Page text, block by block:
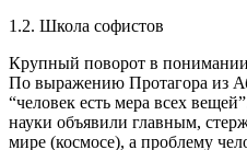
1.2. Школа софистов
Крупный поворот в
По выражению Протагора из
“человек есть мера всех
науки объявили главным,
мире (космосе), а проблему